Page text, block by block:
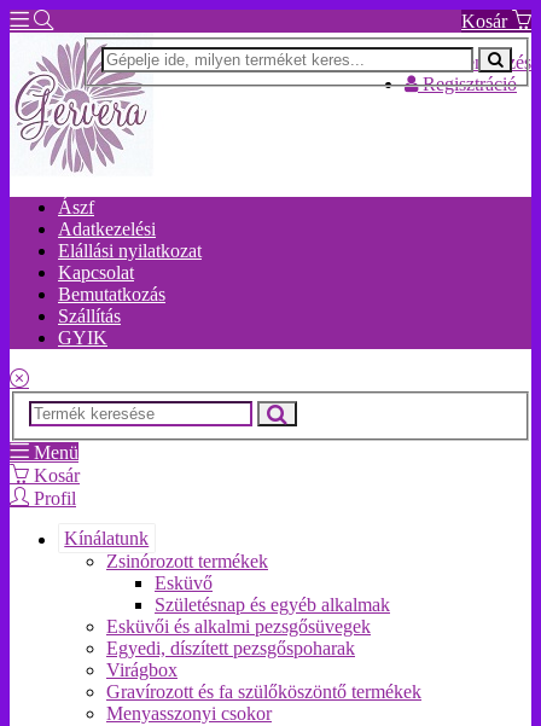
Kosár
Bejelentkezés
Regisztráció
Ászf
Adatkezelési
Elállási nyilatkozat
Kapcsolat
Bemutatkozás
Szállítás
GYIK
Menü
Kosár
Profil
Kínálatunk
Zsinórozott termékek
Esküvő
Születésnap és egyéb alkalmak
Esküvői és alkalmi pezsgősüvegek
Egyedi, díszített pezsgőspoharak
Virágbox
Gravírozott és fa szülőköszöntő termékek
Menyasszonyi csokor